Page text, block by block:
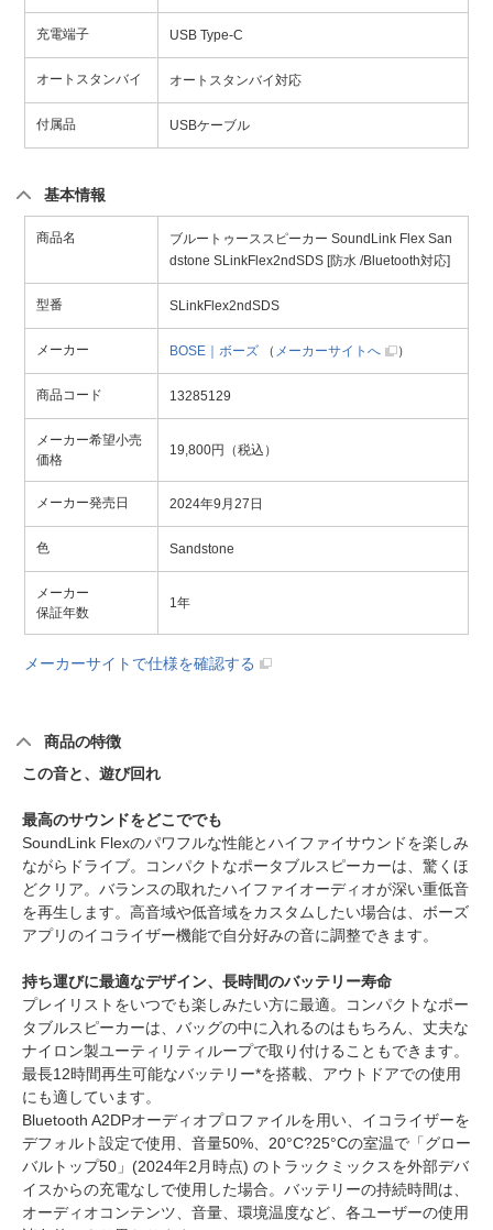
充電端子 USB Type-C
オートスタンバイ オートスタンバイ対応
付属品 USBケーブル
基本情報
商品名
ブルートゥーススピーカー SoundLink Flex San
dstone SLinkFlex2ndSDS [防水 /Bluetooth対応]
型番 SLinkFlex2ndSDS
メーカー BOSE｜ボーズ （ メーカーサイトへ ）
商品コード 13285129
メーカー希望小売
価格
19,800円（税込）
メーカー発売日 2024年9月27日
色 Sandstone
メーカー
保証年数
1年
メーカーサイトで仕様を確認する
商品の特徴
この音と、遊び回れ
最高のサウンドをどこででも
SoundLink Flexのパワフルな性能とハイファイサウンドを楽しみ
ながらドライブ。コンパクトなポータブルスピーカーは、驚くほ
どクリア。バランスの取れたハイファイオーディオが深い重低音
を再生します。高音域や低音域をカスタムしたい場合は、ボーズ
アプリのイコライザー機能で自分好みの音に調整できます。
持ち運びに最適なデザイン、長時間のバッテリー寿命
プレイリストをいつでも楽しみたい方に最適。コンパクトなポー
タブルスピーカーは、バッグの中に入れるのはもちろん、丈夫な
ナイロン製ユーティリティループで取り付けることもできます。
最長12時間再生可能なバッテリー*を搭載、アウトドアでの使用
にも適しています。
Bluetooth A2DPオーディオプロファイルを用い、イコライザーを
デフォルト設定で使用、音量50%、20°C?25°Cの室温で「グロー
バルトップ50」(2024年2月時点) のトラックミックスを外部デバ
イスからの充電なしで使用した場合。バッテリーの持続時間は、
オーディオコンテンツ、音量、環境温度など、各ユーザーの使用